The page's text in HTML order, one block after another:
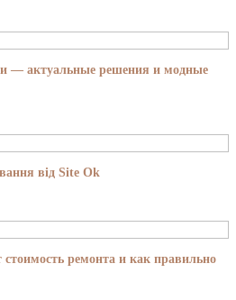
— актуальные решения и модные
від Site Ok
ремонта и как правильно